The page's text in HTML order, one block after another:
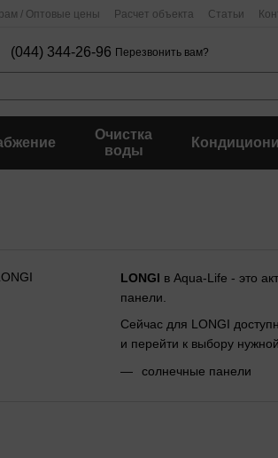
/ Оптовые цены Расчет объекта Статьи
(044) 344-26-96 Перезвонить вам?
Очистка
воды
LONGI в Aqua-Life - это
панели.
Сейчас для LONGI
и перейти к выбору
солнечные панели